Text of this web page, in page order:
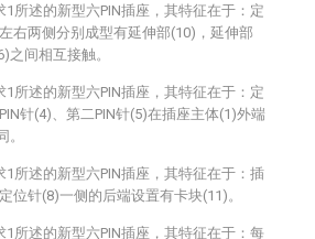
1所述的新型六PIN插座，其特征在于：定
右两侧分别成型有延伸部(10)，延伸部
之间相互接触。
1所述的新型六PIN插座，其特征在于：定
针(4)、第二PIN针(5)在插座主体(1)外端
。
1所述的新型六PIN插座，其特征在于：插
位针(8)一侧的后端设置有卡块(11)。
1所述的新型六PIN插座，其特征在于：每